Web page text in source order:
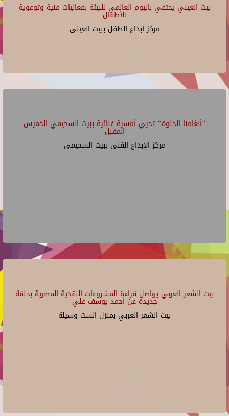
بيت العيني يحتفي باليوم العالمي للبيئة بفعاليات فنية وتوعوية
للأطفال
مركز ابداع الطفل ببيت العينى
"أنغامنا الحلوة" تحيي أمسية غنائية ببيت السحيمي الخميس
المقبل
مركز الإبداع الفنى ببيت السحيمى
بيت الشعر العربي يواصل قراءة المشروعات النقدية المصرية بحلقة
جديدة عن أحمد يوسف علي
بيت الشعر العربي بمنزل الست وسيلة